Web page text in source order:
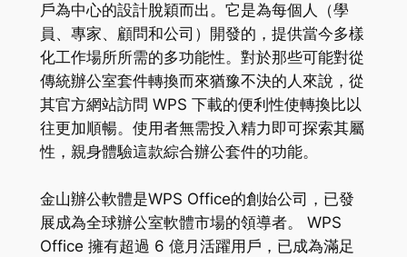
戶為中心的設計脫穎而出。它是為每個人（學
員、專家、顧問和公司）開發的，提供當今多樣
化工作場所所需的多功能性。對於那些可能對從
傳統辦公室套件轉換而來猶豫不決的人來說，從
其官方網站訪問 WPS 下載的便利性使轉換比以
往更加順暢。使用者無需投入精力即可探索其屬
性，親身體驗這款綜合辦公套件的功能。
金山辦公軟體是WPS Office的創始公司，已發
展成為全球辦公室軟體市場的領導者。 WPS
Office 擁有超過 6 億月活躍用戶，已成為滿足